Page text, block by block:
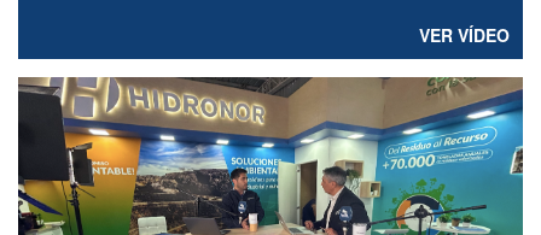
VER VÍDEO